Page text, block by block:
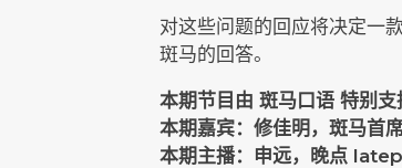
对这些问题的回应将决定一
斑马的回答。
本期节目由 斑马口语 特别支
本期嘉宾：修佳明，斑马首
本期主播：申远，晚点